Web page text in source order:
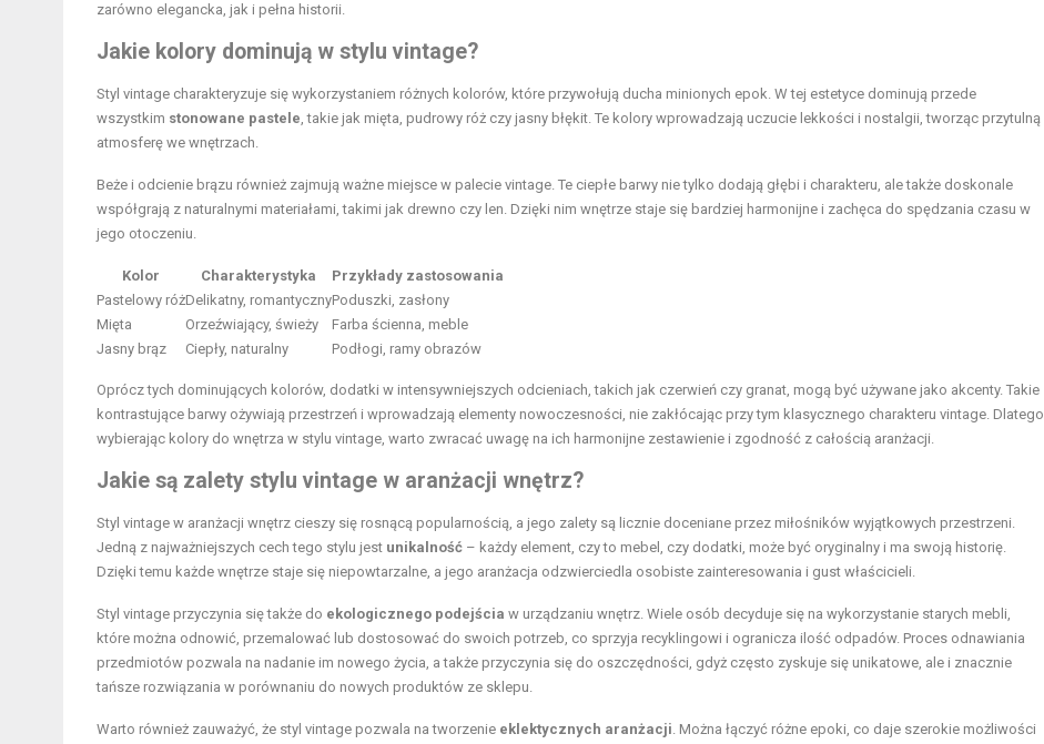
zarówno elegancka, jak i pełna historii.
Jakie kolory dominują w stylu vintage?
Styl vintage charakteryzuje się wykorzystaniem różnych kolorów, które przywołują ducha minionych epok. W tej estetyce dominują przede
wszystkim stonowane pastele, takie jak mięta, pudrowy róż czy jasny błękit. Te kolory wprowadzają uczucie lekkości i nostalgii, tworząc przytulną
atmosferę we wnętrzach.
Beże i odcienie brązu również zajmują ważne miejsce w palecie vintage. Te ciepłe barwy nie tylko dodają głębi i charakteru, ale także doskonale
współgrają z naturalnymi materiałami, takimi jak drewno czy len. Dzięki nim wnętrze staje się bardziej harmonijne i zachęca do spędzania czasu w
jego otoczeniu.
Kolor Charakterystyka
Przykłady zastosowania
Pastelowy różDelikatny, romantycznyPoduszki, zasłony
Mięta
Orzeźwiający, świeży
Farba ścienna, meble
Jasny brąz
Ciepły, naturalny Podłogi, ramy obrazów
Oprócz tych dominujących kolorów, dodatki w intensywniejszych odcieniach, takich jak czerwień czy granat, mogą być używane jako akcenty. Takie
kontrastujące barwy ożywiają przestrzeń i wprowadzają elementy nowoczesności, nie zakłócając przy tym klasycznego charakteru vintage. Dlatego
wybierając kolory do wnętrza w stylu vintage, warto zwracać uwagę na ich harmonijne zestawienie i zgodność z całością aranżacji.
Jakie są zalety stylu vintage w aranżacji wnętrz?
Styl vintage w aranżacji wnętrz cieszy się rosnącą popularnością, a jego zalety są licznie doceniane przez miłośników wyjątkowych przestrzeni.
Jedną z najważniejszych cech tego stylu jest unikalność – każdy element, czy to mebel, czy dodatki, może być oryginalny i ma swoją historię.
Dzięki temu każde wnętrze staje się niepowtarzalne, a jego aranżacja odzwierciedla osobiste zainteresowania i gust właścicieli.
Styl vintage przyczynia się także do ekologicznego podejścia w urządzaniu wnętrz. Wiele osób decyduje się na wykorzystanie starych mebli,
które można odnowić, przemalować lub dostosować do swoich potrzeb, co sprzyja recyklingowi i ogranicza ilość odpadów. Proces odnawiania
przedmiotów pozwala na nadanie im nowego życia, a także przyczynia się do oszczędności, gdyż często zyskuje się unikatowe, ale i znacznie
tańsze rozwiązania w porównaniu do nowych produktów ze sklepu.
Warto również zauważyć, że styl vintage pozwala na tworzenie eklektycznych aranżacji. Można łączyć różne epoki, co daje szerokie możliwości